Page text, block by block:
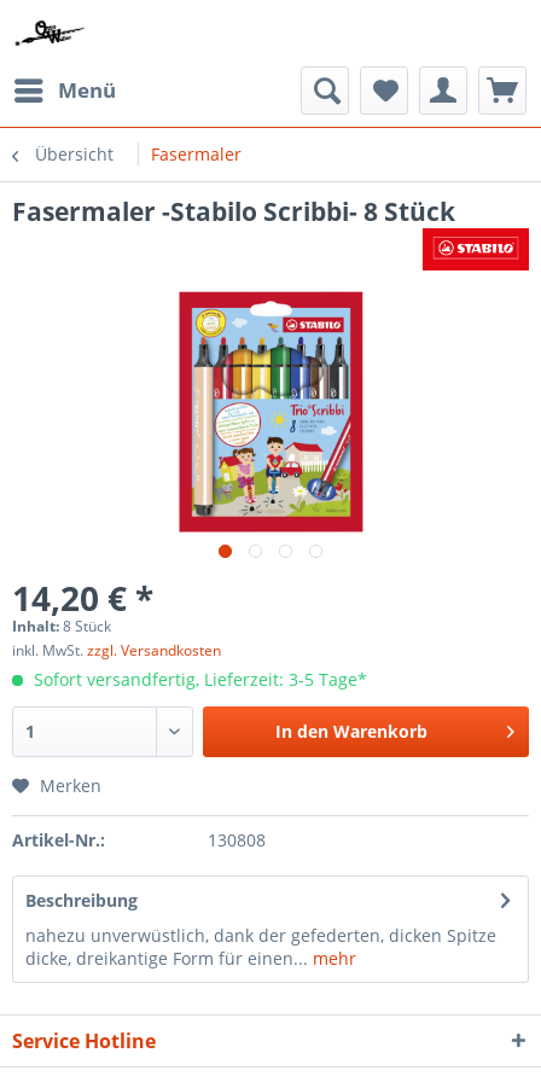
Menü
Übersicht Fasermaler
Fasermaler -Stabilo Scribbi- 8 Stück
14,20 € *
Inhalt:8 Stück
inkl. MwSt.zzgl. Versandkosten
Sofort versandfertig, Lieferzeit: 3-5 Tage*
In den Warenkorb
Merken
Artikel-Nr.: 130808
Beschreibung
nahezu unverwüstlich, dank der gefederten, dicken Spitze
dicke, dreikantige Form für einen... mehr
Service Hotline